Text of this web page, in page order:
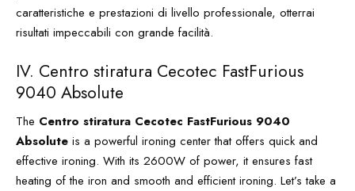
caratteristiche e prestazioni di livello professionale, otterrai
risultati impeccabili con grande facilità.
IV. Centro stiratura Cecotec FastFurious
9040 Absolute
The Centro stiratura Cecotec FastFurious 9040
Absolute is a powerful ironing center that offers quick and
effective ironing. With its 2600W of power, it ensures fast
heating of the iron and smooth and efficient ironing. Let’s take a